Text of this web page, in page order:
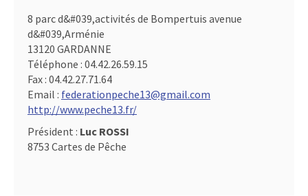
8 parc d&#039,activités de Bompertuis avenue
d&#039,Arménie
13120 GARDANNE
Téléphone : 04.42.26.59.15
Fax : 04.42.27.71.64
Email : federationpeche13@gmail.com
http://www.peche13.fr/
Président : Luc ROSSI
8753 Cartes de Pêche